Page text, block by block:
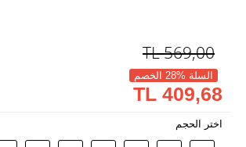
569,00
TL
السلة %28 الخصم
409,68 TL
اختر الحجم